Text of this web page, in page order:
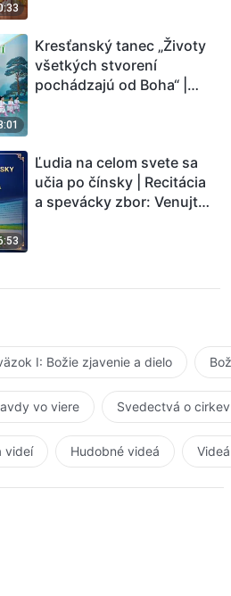
Kresťanský tanec „Životy
všetkých stvorení
pochádzajú od Boha“ |
Ľudia na celom svete sa
učia po čínsky | Recitácia
a spevácky zbor: Venujte
I: Božie zjavenie a dielo
vo viere Svedectvá o
videí Hudobné videá